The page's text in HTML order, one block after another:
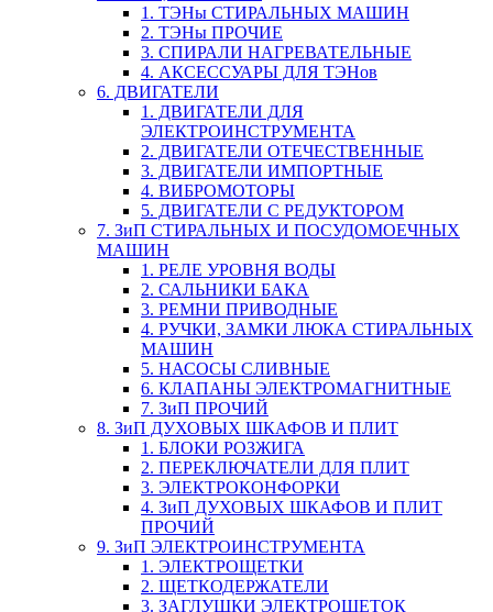
1. ТЭНы СТИРАЛЬНЫХ МАШИН
2. ТЭНы ПРОЧИЕ
3. СПИРАЛИ НАГРЕВАТЕЛЬНЫЕ
4. АКСЕССУАРЫ ДЛЯ ТЭНов
6. ДВИГАТЕЛИ
1. ДВИГАТЕЛИ ДЛЯ
ЭЛЕКТРОИНСТРУМЕНТА
2. ДВИГАТЕЛИ ОТЕЧЕСТВЕННЫЕ
3. ДВИГАТЕЛИ ИМПОРТНЫЕ
4. ВИБРОМОТОРЫ
5. ДВИГАТЕЛИ С РЕДУКТОРОМ
7. ЗиП СТИРАЛЬНЫХ И ПОСУДОМОЕЧНЫХ
МАШИН
1. РЕЛЕ УРОВНЯ ВОДЫ
2. САЛЬНИКИ БАКА
3. РЕМНИ ПРИВОДНЫЕ
4. РУЧКИ, ЗАМКИ ЛЮКА СТИРАЛЬНЫХ
МАШИН
5. НАСОСЫ СЛИВНЫЕ
6. КЛАПАНЫ ЭЛЕКТРОМАГНИТНЫЕ
7. ЗиП ПРОЧИЙ
8. ЗиП ДУХОВЫХ ШКАФОВ И ПЛИТ
1. БЛОКИ РОЗЖИГА
2. ПЕРЕКЛЮЧАТЕЛИ ДЛЯ ПЛИТ
3. ЭЛЕКТРОКОНФОРКИ
4. ЗиП ДУХОВЫХ ШКАФОВ И ПЛИТ
ПРОЧИЙ
9. ЗиП ЭЛЕКТРОИНСТРУМЕНТА
1. ЭЛЕКТРОЩЕТКИ
2. ЩЕТКОДЕРЖАТЕЛИ
3. ЗАГЛУШКИ ЭЛЕКТРОЩЕТОК